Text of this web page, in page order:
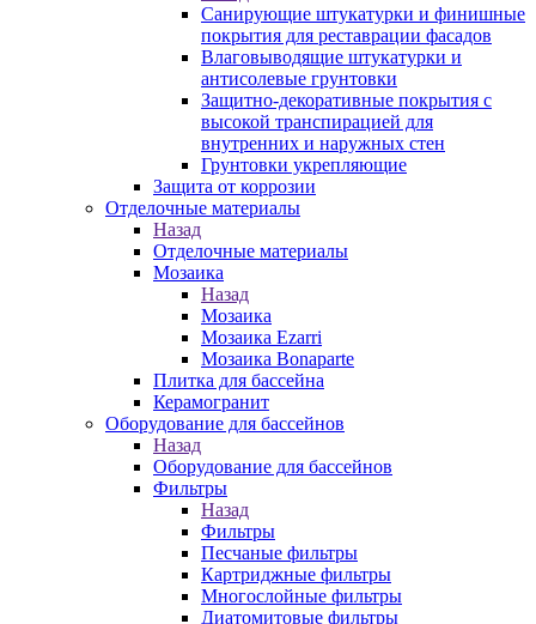
Санирующие штукатурки и финишные
покрытия для реставрации фасадов
Влаговыводящие штукатурки и
антисолевые грунтовки
Защитно-декоративные покрытия с
высокой транспирацией для
внутренних и наружных стен
Грунтовки укрепляющие
Защита от коррозии
Отделочные материалы
Назад
Отделочные материалы
Мозаика
Назад
Мозаика
Мозаика Ezarri
Мозаика Bonaparte
Плитка для бассейна
Керамогранит
Оборудование для бассейнов
Назад
Оборудование для бассейнов
Фильтры
Назад
Фильтры
Песчаные фильтры
Картриджные фильтры
Многослойные фильтры
Диатомитовые фильтры